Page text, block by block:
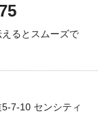
るとスムーズで
7-10 センシティ